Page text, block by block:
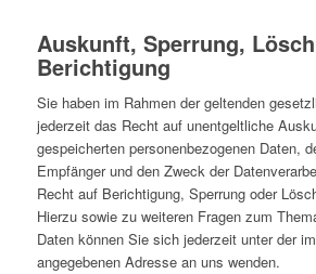
Auskunft, Sperrung,
Berichtigung
Sie haben im Rahmen der geltenden
jederzeit das Recht auf unentgeltliche
gespeicherten personenbezogenen Daten,
Empfänger und den Zweck der
Recht auf Berichtigung, Sperrung oder
Hierzu sowie zu weiteren Fragen zum
Daten können Sie sich jederzeit unter der
angegebenen Adresse an uns wenden.